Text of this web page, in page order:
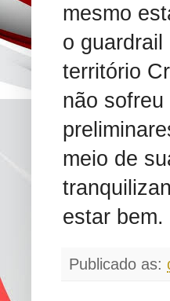
mesmo
o
território
não
meio de
estar bem.
Publicado as: